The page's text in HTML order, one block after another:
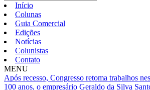
Início
Colunas
Guia Comercial
Edições
Notícias
Colunistas
Contato
MENU
Após recesso, Congresso retoma trabalhos
100 anos, o empresário Geraldo da Silva